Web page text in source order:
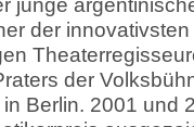
junge
der
der
Berlin. 2001 und